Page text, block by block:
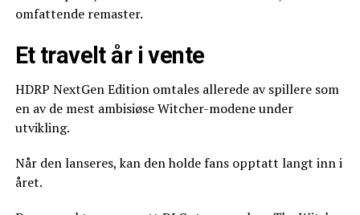
omfattende remaster.
Et travelt år i vente
HDRP NextGen Edition omtales allerede av spillere som
en av de mest ambisiøse Witcher-modene under
utvikling.
Når den lanseres, kan den holde fans opptatt langt inn i
året.